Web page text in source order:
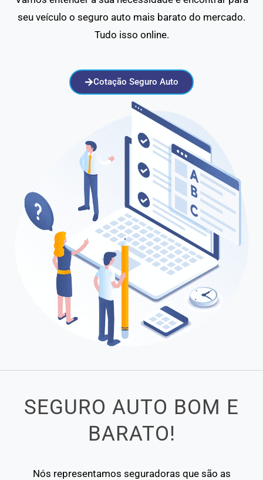
seu veículo o seguro auto mais barato do mercado.
Tudo isso online.
Cotação Seguro Auto
SEGURO AUTO BOM E
BARATO!
Nós representamos seguradoras que são as